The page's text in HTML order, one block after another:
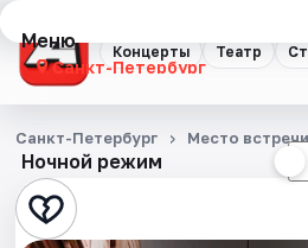
Концерты Театр
Меню
Санкт-Петербург
Концерты
Театр
Стендап
Ночной режим
Санкт-Петербург Место